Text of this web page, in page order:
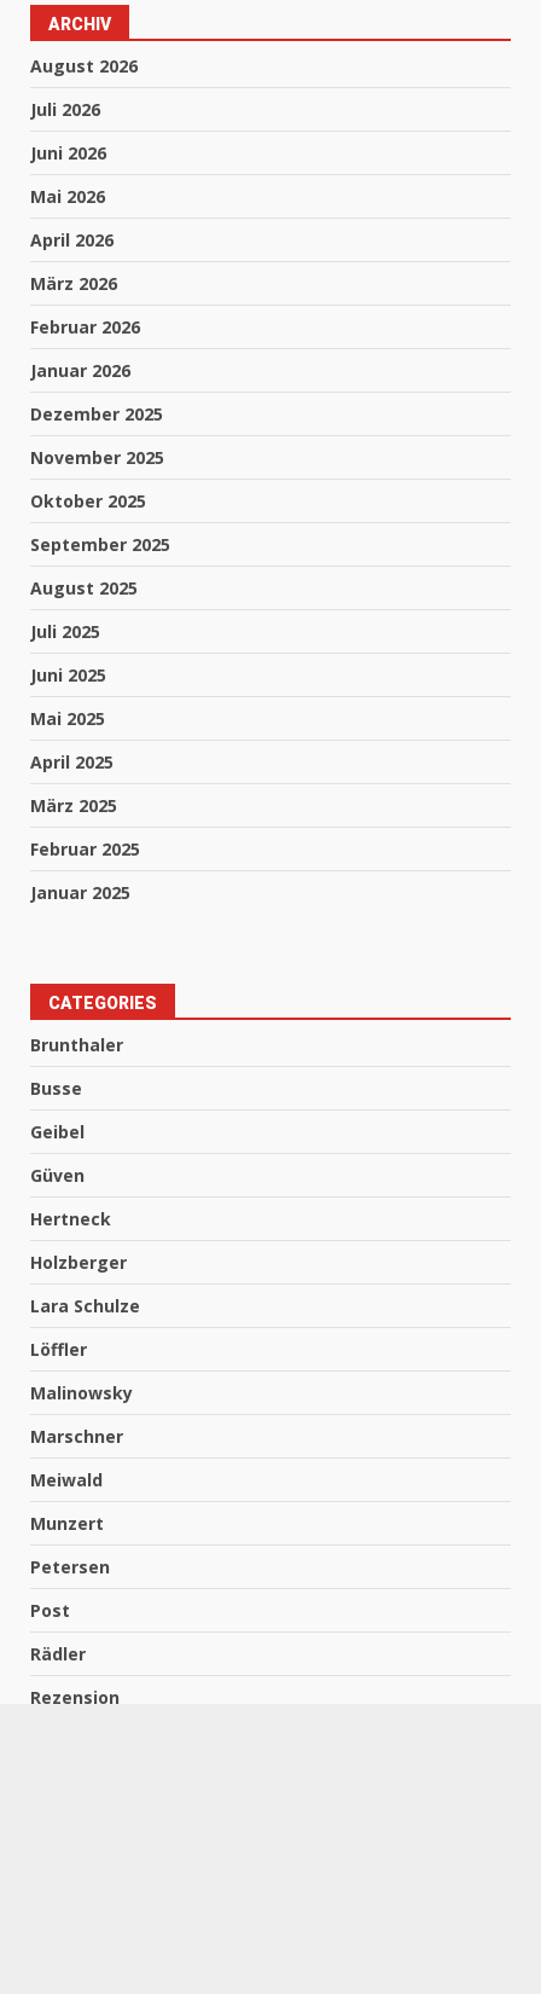
ARCHIV
August 2026
Juli 2026
Juni 2026
Mai 2026
April 2026
März 2026
Februar 2026
Januar 2026
Dezember 2025
November 2025
Oktober 2025
September 2025
August 2025
Juli 2025
Juni 2025
Mai 2025
April 2025
März 2025
Februar 2025
Januar 2025
CATEGORIES
Brunthaler
Busse
Geibel
Güven
Hertneck
Holzberger
Lara Schulze
Löffler
Malinowsky
Marschner
Meiwald
Munzert
Petersen
Post
Rädler
Rezension